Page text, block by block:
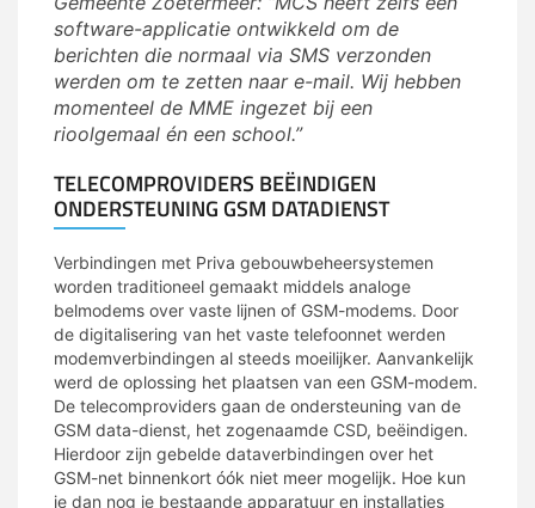
software-applicatie ontwikkeld om de
berichten die normaal via SMS verzonden
werden om te zetten naar e-mail. Wij hebben
momenteel de MME ingezet bij een
rioolgemaal én een school.”
TELECOMPROVIDERS BEËINDIGEN
ONDERSTEUNING GSM DATADIENST
Verbindingen met Priva gebouwbeheersystemen
worden traditioneel gemaakt middels analoge
belmodems over vaste lijnen of GSM-modems. Door
de digitalisering van het vaste telefoonnet werden
modemverbindingen al steeds moeilijker. Aanvankelijk
werd de oplossing het plaatsen van een GSM-modem.
De telecomproviders gaan de ondersteuning van de
GSM data-dienst, het zogenaamde CSD, beëindigen.
Hierdoor zijn gebelde dataverbindingen over het
GSM-net binnenkort óók niet meer mogelijk. Hoe kun
je dan nog je bestaande apparatuur en installaties